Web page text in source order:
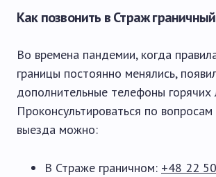
Как позвонить в Страж
Во времена пандемии, когда
границы постоянно менялись,
дополнительные телефоны горячих
Проконсультироваться по
выезда можно:
В Страже граничном: +48 22